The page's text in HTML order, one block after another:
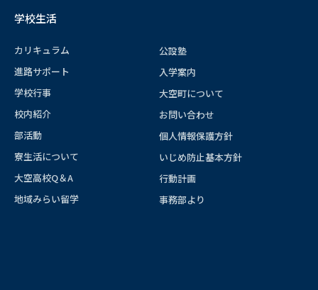
学校生活
カリキュラム
進路サポート
学校行事
校内紹介
部活動
寮生活について
大空高校Q＆A
地域みらい留学
公設塾
入学案内
大空町について
お問い合わせ
個人情報保護方針
いじめ防止基本方針
行動計画
事務部より